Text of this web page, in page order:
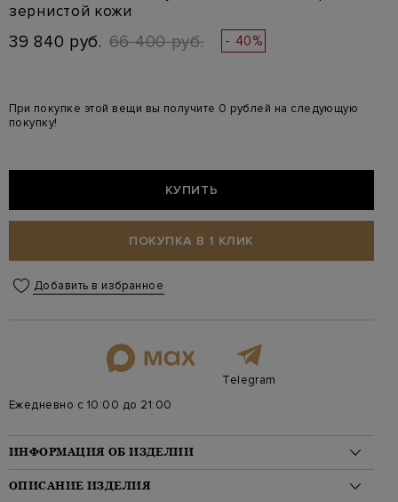
зернистой кожи
39 840 руб. 66 400 руб. - 40%
При покупке этой вещи вы получите 0 рублей на следующую
покупку!
КУПИТЬ
ПОКУПКА В 1 КЛИК
Добавить в избранное
Telegram
Ежедневно с 10:00 до 21:00
ИНФОРМАЦИЯ ОБ ИЗДЕЛИИ
Материал: шерсть 64%, кожа 35%, шелк 1%
ОПИСАНИЕ ИЗДЕЛИЯ